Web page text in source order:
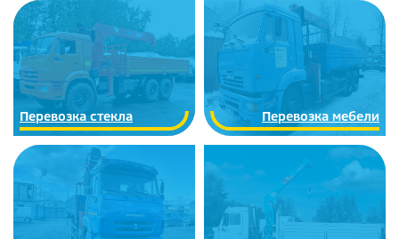
Перевозка стекла Перевозка мебели